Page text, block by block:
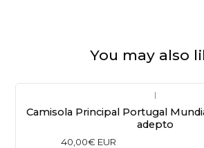
You may also
|
Camisola Principal Portugal
adepto
40,00€ EUR